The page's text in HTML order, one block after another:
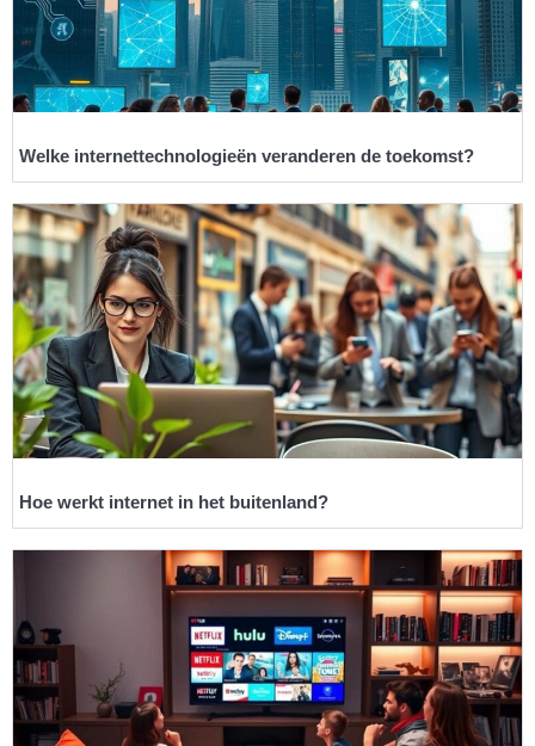
Welke internettechnologieën veranderen de toekomst?
Hoe werkt internet in het buitenland?